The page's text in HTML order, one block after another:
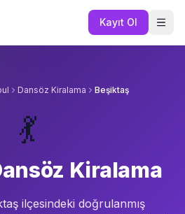
Kayıt Ol
Dansöz Kiralama Beşiktaş
💃
Kiralama
ilçesindeki doğrulanmış